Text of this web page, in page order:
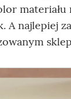
A najlepiej